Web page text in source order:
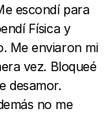
escondí para
Física y
Me enviaron mi
vez. Bloqueé
desamor.
no me